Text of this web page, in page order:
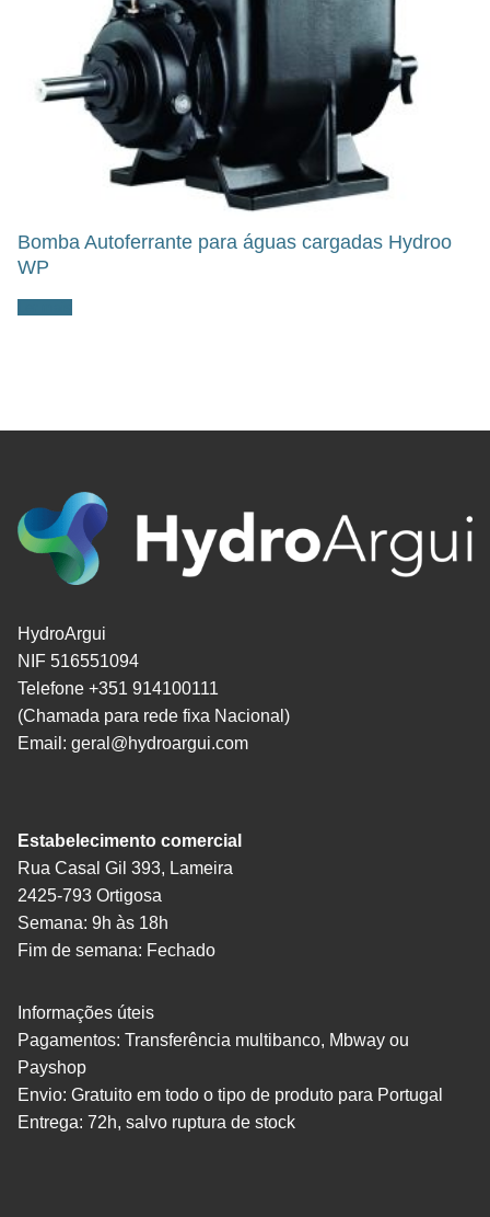
Bomba Autoferrante para águas cargadas Hydroo
WP
HydroArgui
NIF 516551094
Telefone +351 914100111
(Chamada para rede fixa Nacional)
Email: geral@hydroargui.com
Estabelecimento comercial
Rua Casal Gil 393, Lameira
2425-793 Ortigosa
Semana: 9h às 18h
Fim de semana: Fechado
Informações úteis
Pagamentos: Transferência multibanco, Mbway ou
Payshop
Envio: Gratuito em todo o tipo de produto para Portugal
Entrega: 72h, salvo ruptura de stock